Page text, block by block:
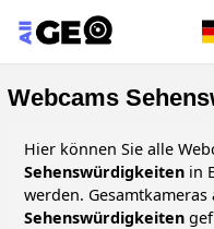
Webcams
Hier können Sie alle
Sehenswürdigkeiten in
werden.
Sehenswürdigkeiten